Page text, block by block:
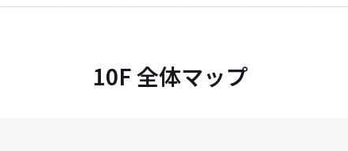
10F 全体マップ